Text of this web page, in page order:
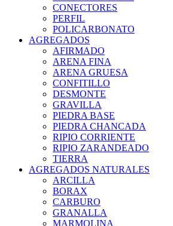
CONECTORES
PERFIL
POLICARBONATO
AGREGADOS
AFIRMADO
ARENA FINA
ARENA GRUESA
CONFITILLO
DESMONTE
GRAVILLA
PIEDRA BASE
PIEDRA CHANCADA
RIPIO CORRIENTE
RIPIO ZARANDEADO
TIERRA
AGREGADOS NATURALES
ARCILLA
BORAX
CARBURO
GRANALLA
MARMOLINA